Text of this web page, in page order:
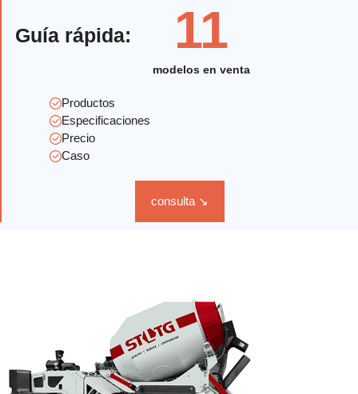
Guía rápida: 11
modelos en venta
Productos
Especificaciones
Precio
Caso
consulta ↘